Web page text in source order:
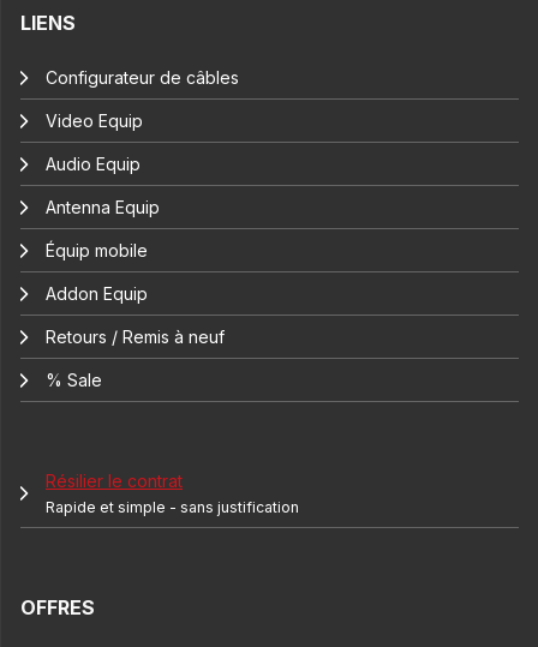
LIENS
Configurateur de câbles
Video Equip
Audio Equip
Antenna Equip
Équip mobile
Addon Equip
Retours / Remis à neuf
% Sale
Résilier le contrat
Rapide et simple - sans justification
OFFRES